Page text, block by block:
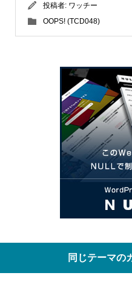
投稿者: ワッチー
OOPS! (TCD048)
同じテーマの